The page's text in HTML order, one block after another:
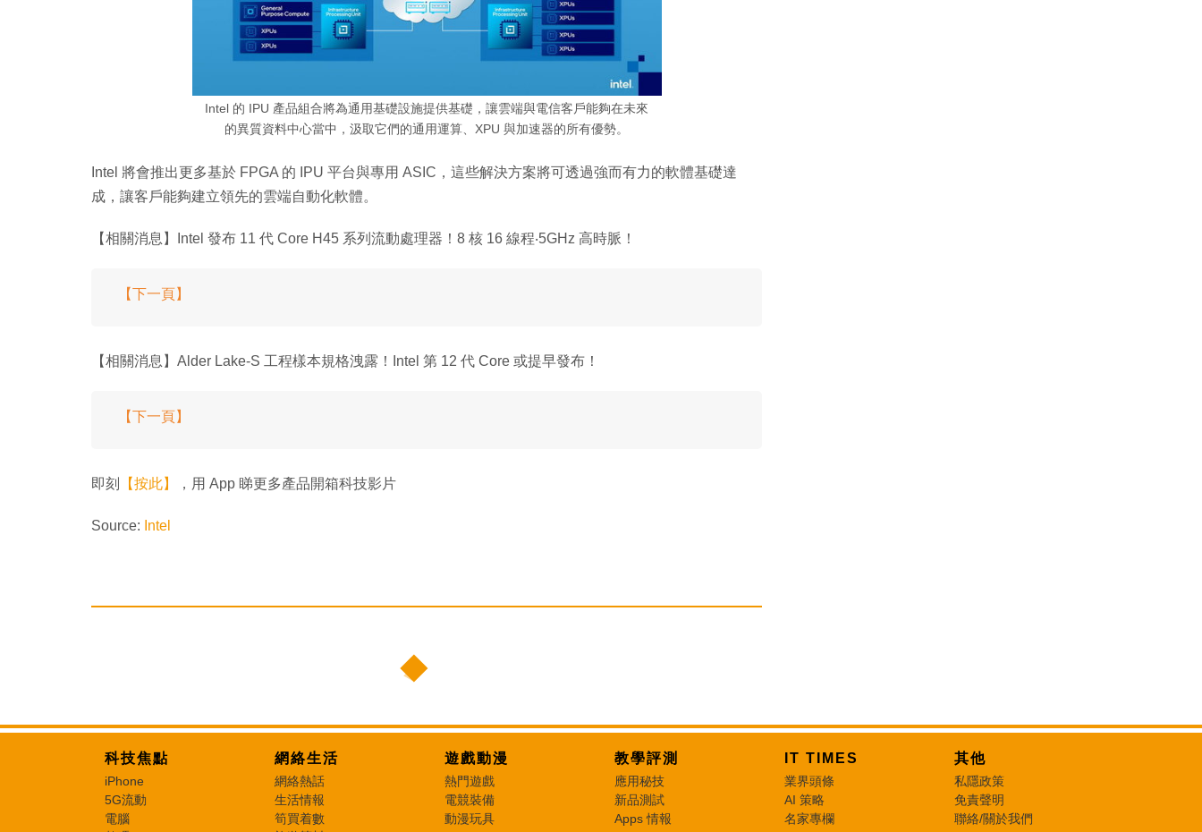
Intel 的 IPU 產品組合將為通用基礎設施提供基礎，讓雲端與電信客戶能夠在未來
的異質資料中心當中，汲取它們的通用運算、XPU 與加速器的所有優勢。
Intel 將會推出更多基於 FPGA 的 IPU 平台與專用 ASIC，這些解決方案將可透過強而有力的軟體基礎達
成，讓客戶能夠建立領先的雲端自動化軟體。
【相關消息】Intel 發布 11 代 Core H45 系列流動處理器！8 核 16 線程‧5GHz 高時脈！
【下一頁】
【相關消息】Alder Lake-S 工程樣本規格洩露！Intel 第 12 代 Core 或提早發布！
【下一頁】
即刻 【按此】 ，用 App 睇更多產品開箱科技影片
Source: Intel
科技焦點
iPhone
5G流動
電腦
網絡生活
網絡熱話
生活情報
筍買着數
遊戲動漫
熱門遊戲
電競裝備
動漫玩具
教學評測
應用秘技
新品測試
Apps 情報
IT TIMES
業界頭條
AI 策略
名家專欄
其他
私隱政策
免責聲明
聯絡/關於我們